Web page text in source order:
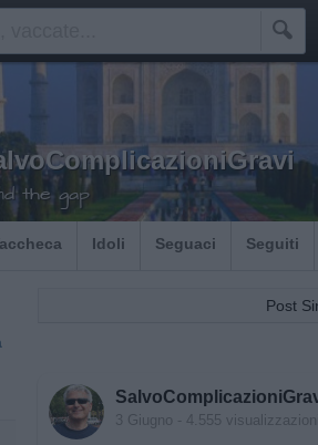

the gap
Idoli Seguaci Seguiti
Post
3 Giugno - 4.555 visualizzazioni